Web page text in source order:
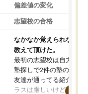
偏差値の変化
志望校の合格
なかなか覚えられなかっ
教えて頂けた。
最初の志望校は自力では
塾探しで2件の塾の説明
友達が通ってる紹介で行
ラスは厳しいけど頑張れ